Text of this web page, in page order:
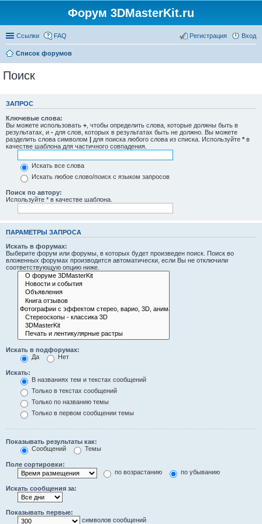
Форум 3DMasterKit.ru
Ссылки FAQ Вход
Регистрация
Список форумов
Поиск
ЗАПРОС
Ключевые слова:
Вы можете использовать + , чтобы определить слова, которые должны быть в
результатах, и - для слов, которых в результатах быть не должно. Вы можете
разделить слова символом | для поиска любого слова из списка. Используйте * в
качестве шаблона для частичного совпадения.
Искать все слова
Искать любое слово/поиск с языком запросов
Поиск по автору:
Используйте * в качестве шаблона.
ПАРАМЕТРЫ ЗАПРОСА
Искать в форумах:
Выберите форум или форумы, в которых будет произведен поиск. Поиск во
вложенных форумах производится автоматически, если Вы не отключили
соответствующую опцию ниже.
Искать в подфорумах:
Да
Нет
Искать:
В названиях тем и текстах сообщений
Только в текстах сообщений
Только по названию темы
Только в первом сообщении темы
Показывать результаты как:
Сообщений
Темы
Поле сортировки:
по возрастанию
по убыванию
Искать сообщения за:
Показывать первые:
символов сообщений